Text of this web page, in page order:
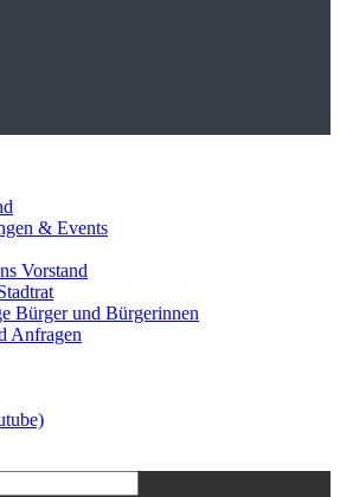
& Events
Vorstand
Bürger und Bürgerinnen
Anfragen